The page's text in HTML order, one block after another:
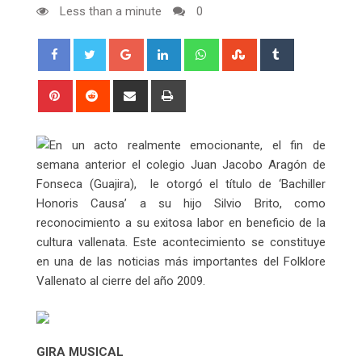
Less than a minute
0
Google+ LinkedIn WhatsappStumbleUpon
Pinterest Reddit
Share
En un acto realmente emocionante, el fin de
semana anterior el colegio Juan Jacobo Aragón de
Fonseca (Guajira), le otorgó el título de ‘Bachiller
Honoris Causa’ a su hijo Silvio Brito, como
reconocimiento a su exitosa labor en beneficio de la
cultura vallenata. Este acontecimiento se constituye
en una de las noticias más importantes del Folklore
Vallenato al cierre del año 2009.
GIRA MUSICAL